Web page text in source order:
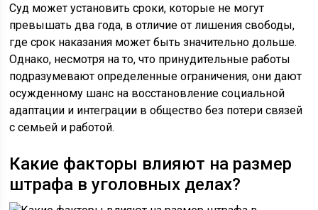
Суд может установить сроки, которые не могут
превышать два года, в отличие от лишения свободы,
где срок наказания может быть значительно дольше.
Однако, несмотря на то, что принудительные работы
подразумевают определенные ограничения, они дают
осужденному шанс на восстановление социальной
адаптации и интеграции в общество без потери связей
с семьей и работой.
Какие факторы влияют на размер
штрафа в уголовных делах?